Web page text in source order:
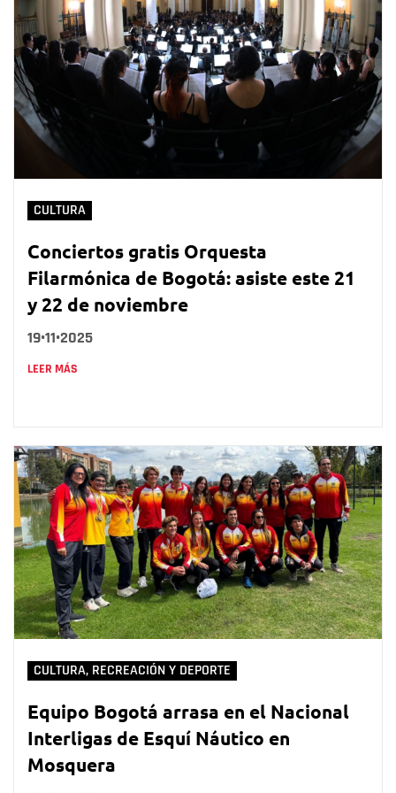
CULTURA
Conciertos gratis Orquesta
Filarmónica de Bogotá: asiste este 21
y 22 de noviembre
19•11•2025
LEER MÁS
CULTURA, RECREACIÓN Y DEPORTE
Equipo Bogotá arrasa en el Nacional
Interligas de Esquí Náutico en
Mosquera